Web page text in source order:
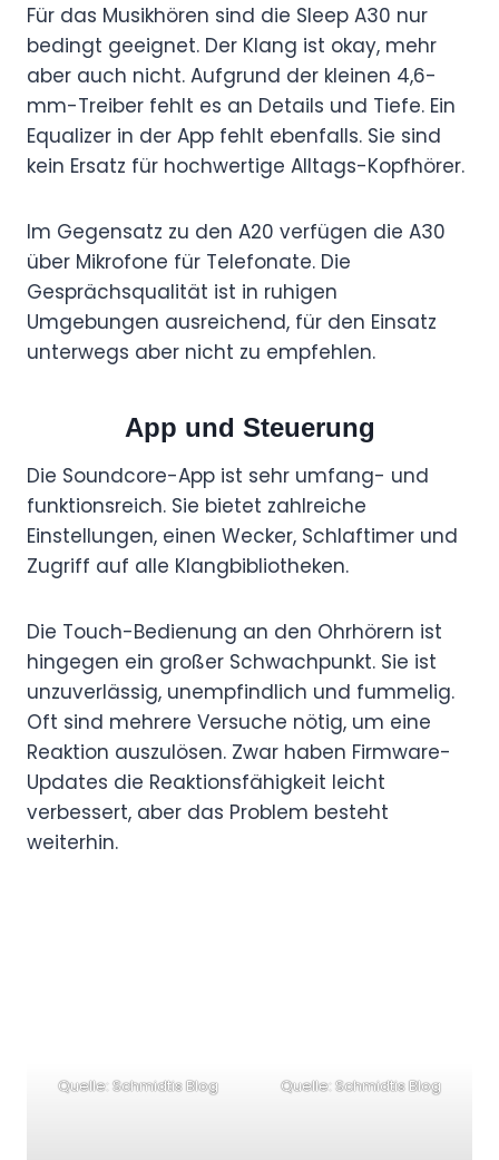
Für das Musikhören sind die Sleep A30 nur
bedingt geeignet. Der Klang ist okay, mehr
aber auch nicht. Aufgrund der kleinen 4,6-
mm-Treiber fehlt es an Details und Tiefe. Ein
Equalizer in der App fehlt ebenfalls. Sie sind
kein Ersatz für hochwertige Alltags-Kopfhörer.
Im Gegensatz zu den A20 verfügen die A30
über Mikrofone für Telefonate. Die
Gesprächsqualität ist in ruhigen
Umgebungen ausreichend, für den Einsatz
unterwegs aber nicht zu empfehlen.
App und Steuerung
Die Soundcore-App ist sehr umfang- und
funktionsreich. Sie bietet zahlreiche
Einstellungen, einen Wecker, Schlaftimer und
Zugriff auf alle Klangbibliotheken.
Die Touch-Bedienung an den Ohrhörern ist
hingegen ein großer Schwachpunkt. Sie ist
unzuverlässig, unempfindlich und fummelig.
Oft sind mehrere Versuche nötig, um eine
Reaktion auszulösen. Zwar haben Firmware-
Updates die Reaktionsfähigkeit leicht
verbessert, aber das Problem besteht
weiterhin.
Quelle: Schmidtis Blog Quelle: Schmidtis Blog